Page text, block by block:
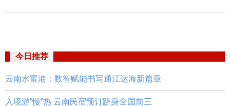
今日推荐
云南水富港：数智赋能书写通江达海新篇章
入境游“慢”热 云南民宿预订跻身全国前三